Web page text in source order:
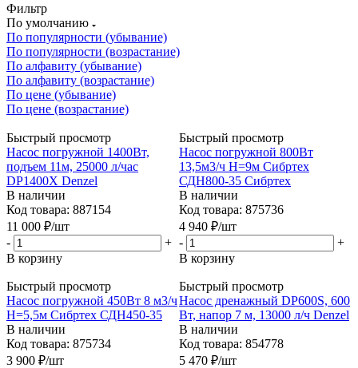
Фильтр
По умолчанию
По популярности (убывание)
По популярности (возрастание)
По алфавиту (убывание)
По алфавиту (возрастание)
По цене (убывание)
По цене (возрастание)
Быстрый просмотр
Насос погружной 1400Вт,
подъем 11м, 25000 л/час
DP1400Х Denzel
В наличии
Код товара: 887154
11 000 ₽/шт
-
+
В корзину
Быстрый просмотр
Насос погружной 800Вт
13,5м3/ч Н=9м Сибртех
СДН800-35 Сибртех
В наличии
Код товара: 875736
4 940 ₽/шт
-
+
В корзину
Быстрый просмотр
Насос погружной 450Вт 8 м3/ч
Н=5,5м Сибртех СДН450-35
В наличии
Код товара: 875734
3 900 ₽/шт
Быстрый просмотр
Насос дренажный DP600S, 600
Вт, напор 7 м, 13000 л/ч Denzel
В наличии
Код товара: 854778
5 470 ₽/шт